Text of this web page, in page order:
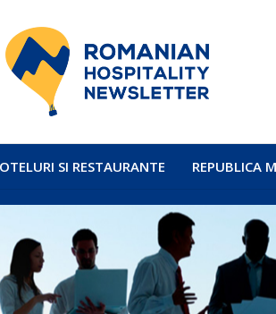
SI RESTAURANTE REPUBLICA